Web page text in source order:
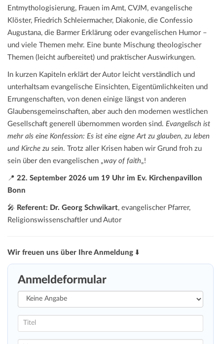
Entmythologisierung, Frauen im Amt, CVJM, evangelische
Klöster, Friedrich Schleiermacher, Diakonie, die Confessio
Augustana, die Barmer Erklärung oder evangelischen Humor –
und viele Themen mehr. Eine bunte Mischung theologischer
Themen (leicht aufbereitet) und praktischer Auswirkungen.
In kurzen Kapiteln erklärt der Autor leicht verständlich und
unterhaltsam evangelische Einsichten, Eigentümlichkeiten und
Errungenschaften, von denen einige längst von anderen
Glaubensgemeinschaften, aber auch den modernen westlichen
Gesellschaft generell übernommen worden sind. Evangelisch ist
mehr als eine Konfession: Es ist eine eigne Art zu glauben, zu leben
und Kirche zu sein. Trotz aller Krisen haben wir Grund froh zu
sein über den evangelischen „way of faith„!
📍 22. September 2026 um 19 Uhr im Ev. Kirchenpavillon
Bonn
🎤 Referent: Dr. Georg Schwikart, evangelischer Pfarrer,
Religionswissenschaftler und Autor
Wir freuen uns über Ihre Anmeldung ⬇️
Anmeldeformular